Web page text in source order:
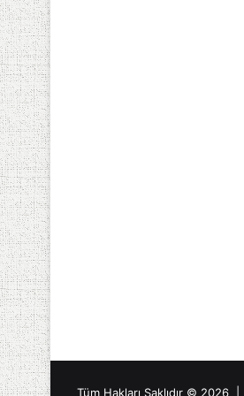
Tüm Hakları Saklıdır © 2026 |